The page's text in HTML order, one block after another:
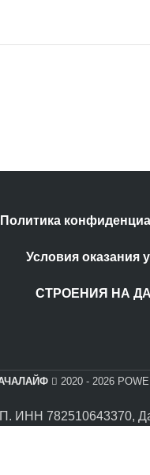
Политика
Условия оказания
СТРОЕНИЯ НА
2020 - 2026
ИНН 782510643370,